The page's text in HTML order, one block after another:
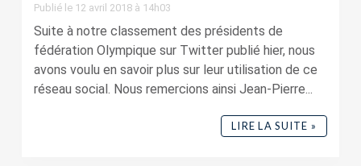
Publié le 12 avril 2018 à 14h03
Suite à notre classement des présidents de
fédération Olympique sur Twitter publié hier, nous
avons voulu en savoir plus sur leur utilisation de ce
réseau social. Nous remercions ainsi Jean-Pierre...
LIRE LA SUITE »